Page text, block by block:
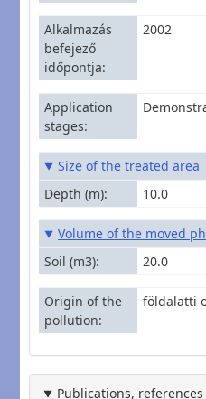
Alkalmazás
befejező
időpontja
2002
Application
stages
Size of the treated area
Depth (m)
10.0
Volume of the moved
Soil (m3)
20.0
Origin of the
pollution
földalatti
Publications, references